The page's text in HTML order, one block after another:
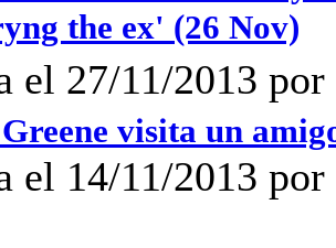
the ex' (26 Nov)
el 27/11/2013
visita un
el 14/11/2013